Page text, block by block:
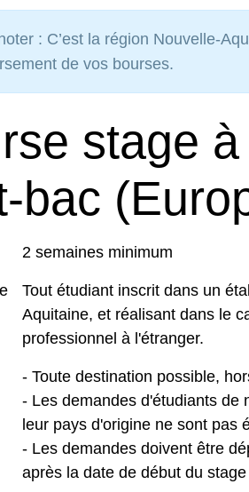
: C’est la région Nouvelle-
de vos bourses.
stage
bac
2 semaines minimum
Tout étudiant inscrit dans un
Aquitaine, et réalisant dans le
professionnel à l'étranger.
- Toute destination possible,
- Les demandes d'étudiants de
leur pays d'origine ne sont pas
- Les demandes doivent être
après la date de début du